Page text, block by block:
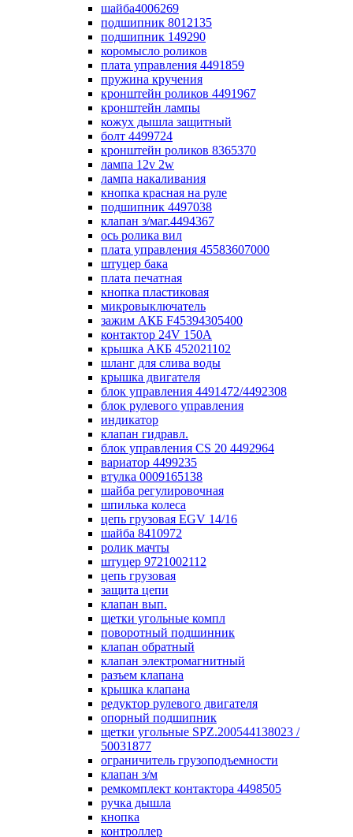
шайба4006269
подшипник 8012135
подшипник 149290
коромысло роликов
плата управления 4491859
пружина кручения
кронштейн роликов 4491967
кронштейн лампы
кожух дышла защитный
болт 4499724
кронштейн роликов 8365370
лампа 12v 2w
лампа накаливания
кнопка красная на руле
подшипник 4497038
клапан з/маг.4494367
ось ролика вил
плата управления 45583607000
штуцер бака
плата печатная
кнопка пластиковая
микровыключатель
зажим АКБ F45394305400
контактор 24V 150A
крышка АКБ 452021102
шланг для слива воды
крышка двигателя
блок управления 4491472/4492308
блок рулевого управления
индикатор
клапан гидравл.
блок управления СS 20 4492964
вариатор 4499235
втулка 0009165138
шайба регулировочная
шпилька колеса
цепь грузовая EGV 14/16
шайба 8410972
ролик мачты
штуцер 9721002112
цепь грузовая
защита цепи
клапан вып.
щетки угольные компл
поворотный подшинник
клапан обратный
клапан электромагнитный
разъем клапана
крышка клапана
редуктор рулевого двигателя
опорный подшипник
щетки угольные SPZ.200544138023 /
50031877
ограничитель грузоподъемности
клапан з/м
ремкомплект контактора 4498505
ручка дышла
кнопка
контроллер